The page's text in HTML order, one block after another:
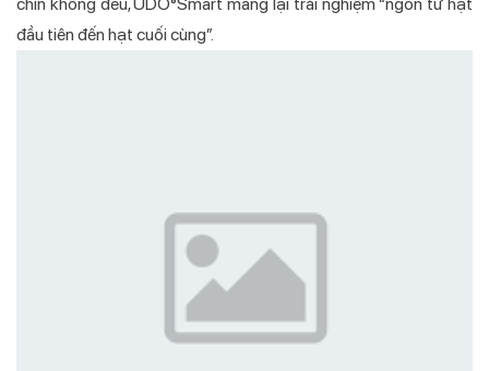
đầu tiên đến hạt cuối cùng”.